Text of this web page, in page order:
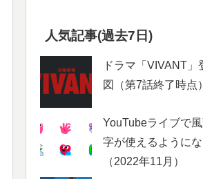
人気記事(過去7日)
ドラマ「VIVANT」
図（第7話終了時点）
YouTubeライブで
字が使えるように
（2022年11月）